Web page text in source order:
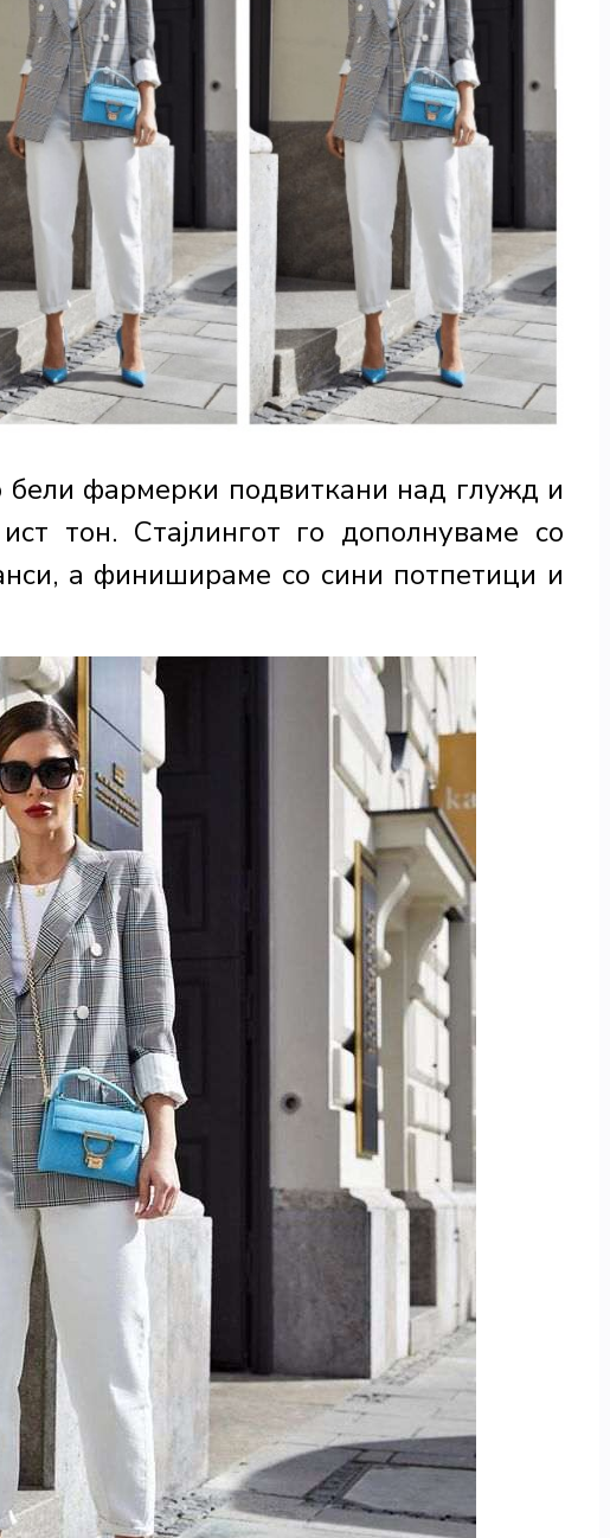
бели фармерки подвиткани над глужд и
тон. Стајлингот го дополнуваме со
а финишираме со сини потпетици и